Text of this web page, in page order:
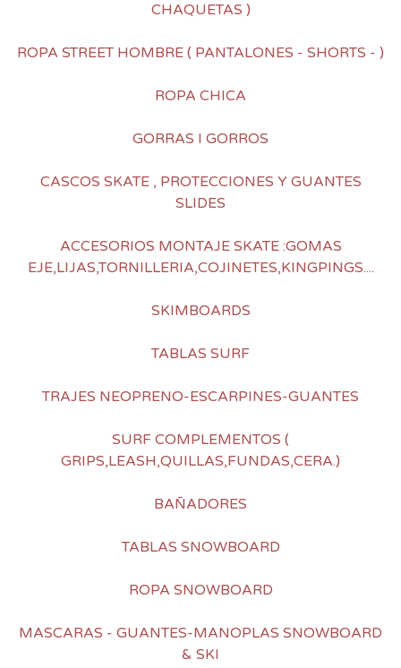
CHAQUETAS )
ROPA STREET HOMBRE ( PANTALONES - SHORTS - )
ROPA CHICA
GORRAS I GORROS
CASCOS SKATE , PROTECCIONES Y GUANTES
SLIDES
ACCESORIOS MONTAJE SKATE :GOMAS
EJE,LIJAS,TORNILLERIA,COJINETES,KINGPINGS....
SKIMBOARDS
TABLAS SURF
TRAJES NEOPRENO-ESCARPINES-GUANTES
SURF COMPLEMENTOS (
GRIPS,LEASH,QUILLAS,FUNDAS,CERA.)
BAÑADORES
TABLAS SNOWBOARD
ROPA SNOWBOARD
MASCARAS - GUANTES-MANOPLAS SNOWBOARD
& SKI